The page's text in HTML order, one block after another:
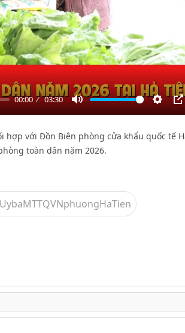
00:00 03:30
Mute
hợp với Đồn Biên phòng cửa khẩu quốc tế
toàn dân năm 2026.